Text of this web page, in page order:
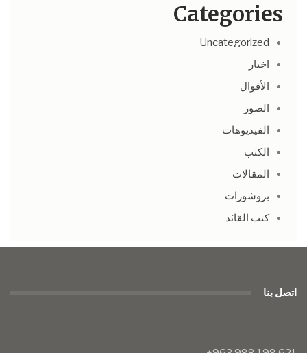
Categories
Uncategorized
اخبار
الأقوال
الصور
الفيديوهات
الكتب
المقالات
بروشورات
كتب القائد
اتصل بنا